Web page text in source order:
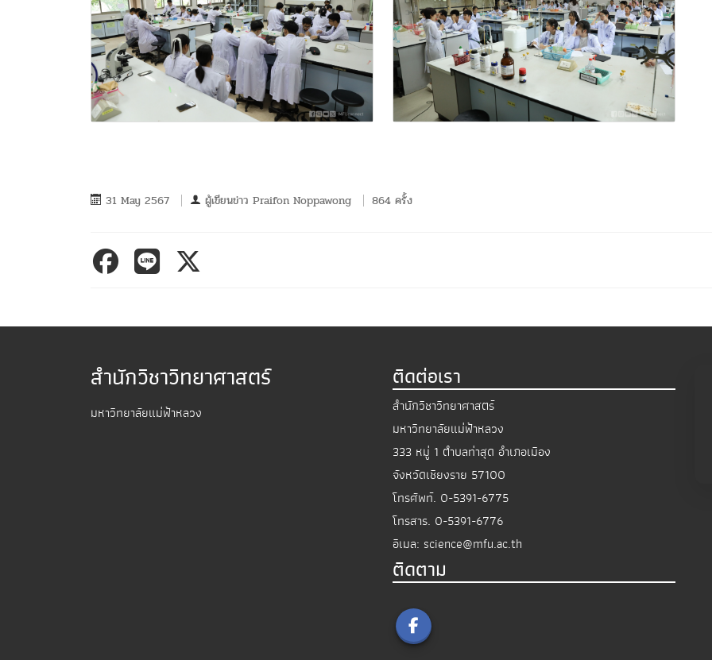
31 May 2567 ผู้เขียนข่าว Praifon Noppawong 864 ครั้ง
สำนักวิชาวิทยาศาสตร์
มหาวิทยาลัยแม่ฟ้าหลวง
ติดต่อเรา
สำนักวิชาวิทยาศาสตร์
มหาวิทยาลัยแม่ฟ้าหลวง
333 หมู่ 1 ตำบลท่าสุด อำเภอเมือง
จังหวัดเชียงราย 57100
โทรศัพท์. 0-5391-6775
โทรสาร. 0-5391-6776
อีเมล: science@mfu.ac.th
ติดตาม